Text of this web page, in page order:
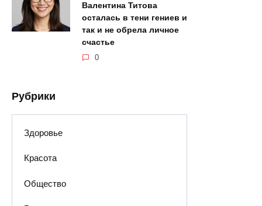
Валентина Титова
осталась в тени гениев и
так и не обрела личное
счастье
0
Рубрики
Здоровье
Красота
Общество